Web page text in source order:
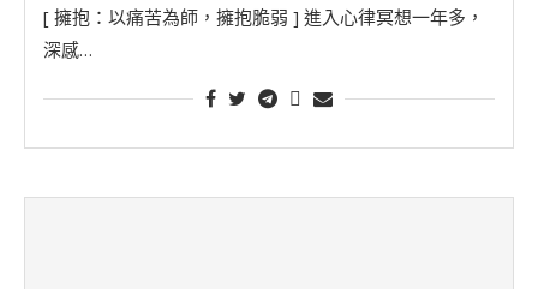
[ 擁抱：以痛苦為師，擁抱脆弱 ] 進入心律冥想一年多，
深感…